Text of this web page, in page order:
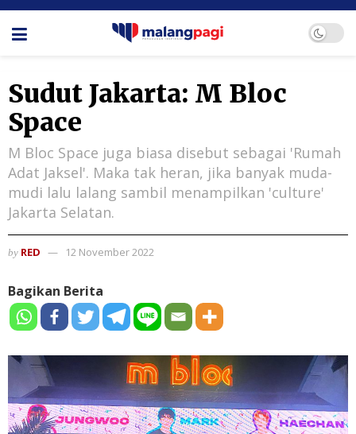
Sudut Jakarta: M Bloc
Space
M Bloc Space juga biasa disebut sebagai 'Rumah
Adat Jaksel'. Maka tak heran, jika banyak muda-
mudi lalu lalang sambil menampilkan 'culture'
Jakarta Selatan.
by RED 12 November 2022
Bagikan Berita